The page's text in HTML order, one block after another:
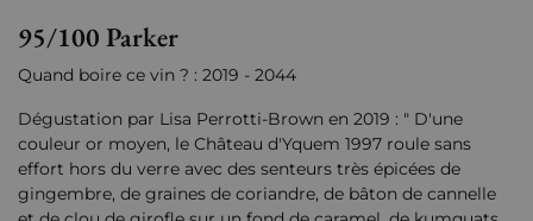
95/100 Parker
Quand boire ce vin ? : 2019 - 2044
Dégustation par Lisa Perrotti-Brown en 2019 : " D'une
couleur or moyen, le Château d'Yquem 1997 roule sans
effort hors du verre avec des senteurs très épicées de
gingembre, de graines de coriandre, de bâton de cannelle